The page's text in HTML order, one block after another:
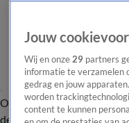
OverzichtAfleveringen
de redactieNieuwsbrief
Jouw
Wij en onze 29 partners
informatie te verzamelen
gedrag en jouw
worden
content te kunnen